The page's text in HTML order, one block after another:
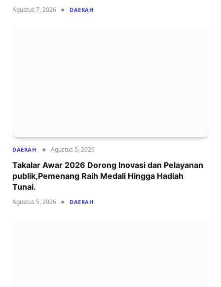
Agustus 7, 2026 DAERAH
DAERAH Agustus 5, 2026
Takalar Awar 2026 Dorong Inovasi dan Pelayanan
publik,Pemenang Raih Medali Hingga Hadiah
Tunai.
Agustus 5, 2026 DAERAH